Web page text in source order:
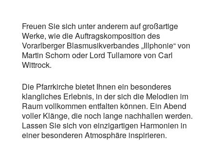
Freuen Sie sich unter anderem auf großartige
Werke, wie die Auftragskomposition des
Vorarlberger Blasmusikverbandes „Illphonie“ von
Martin Schorn oder Lord Tullamore von Carl
Wittrock.
Die Pfarrkirche bietet Ihnen ein besonderes
klangliches Erlebnis, in der sich die Melodien im
Raum vollkommen entfalten können. Ein Abend
voller Klänge, die noch lange nachhallen werden.
Lassen Sie sich von einzigartigen Harmonien in
einer besonderen Atmosphäre inspirieren.